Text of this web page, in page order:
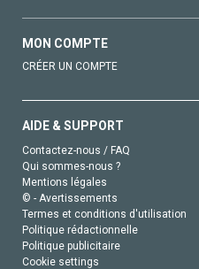
MON COMPTE
CRÉER UN COMPTE
AIDE & SUPPORT
Contactez-nous / FAQ
Qui sommes-nous ?
Mentions légales
© - Avertissements
Termes et conditions d'utilisation
Politique rédactionnelle
Politique publicitaire
Cookie settings